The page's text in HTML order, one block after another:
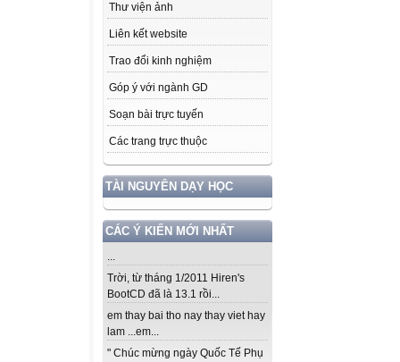
Thư viện ảnh
Liên kết website
Trao đổi kinh nghiệm
Góp ý với ngành GD
Soạn bài trực tuyến
Các trang trực thuộc
TÀI NGUYÊN DẠY HỌC
CÁC Ý KIẾN MỚI NHẤT
...
Trời, từ tháng 1/2011 Hiren's
BootCD đã là 13.1 rồi...
em thay bai tho nay thay viet hay
lam ...em...
" Chúc mừng ngày Quốc Tế Phụ